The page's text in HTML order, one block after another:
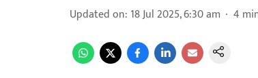
Updated on: 18 Jul 2025, 6:30 am 4